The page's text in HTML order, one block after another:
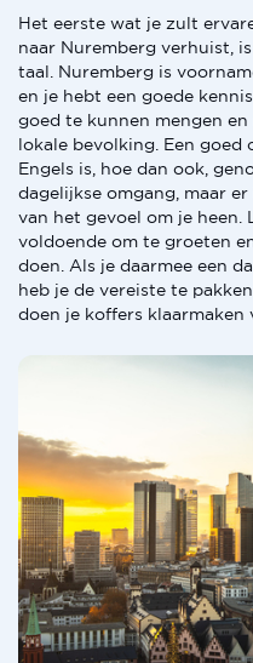
Het eerste wat je zult
naar Nuremberg verhuist,
taal. Nuremberg is
en je hebt een goede
goed te kunnen mengen
lokale bevolking. Een
Engels is, hoe dan ook,
dagelijkse omgang, maar
van het gevoel om je heen.
voldoende om te groeten
doen. Als je daarmee een
heb je de vereiste te
doen je koffers klaarmaken